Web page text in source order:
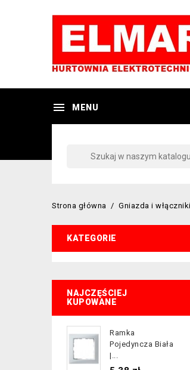
 MENU
Strona główna Gniazda i włączniki
KATEGORIE
NAJCZĘŚCIEJ
KUPOWANE
Ramka
Pojedyncza Biała
|...